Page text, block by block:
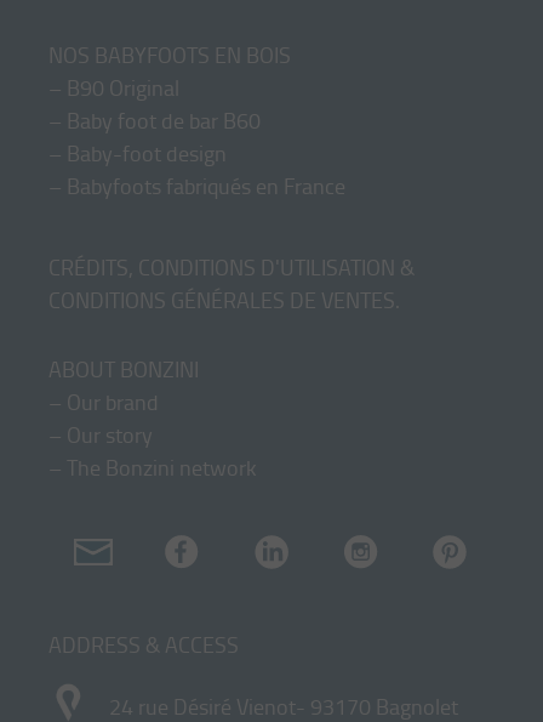
NOS BABYFOOTS EN BOIS
– B90 Original
– Baby foot de bar B60
– Baby-foot design
– Babyfoots fabriqués en France
CRÉDITS, CONDITIONS D'UTILISATION &
CONDITIONS GÉNÉRALES DE VENTES
ABOUT BONZINI
– Our brand
– Our story
– The Bonzini network
ADDRESS & ACCESS
24 rue Désiré Vienot- 93170 Bagnolet